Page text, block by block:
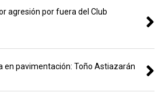
agresión por fuera del Club
en pavimentación: Toño Astiazarán